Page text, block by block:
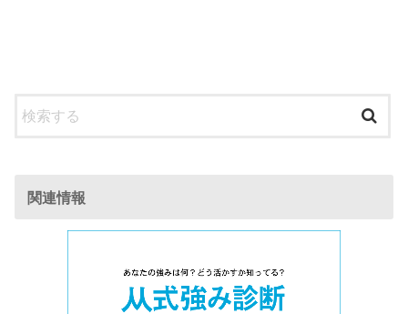
関連情報